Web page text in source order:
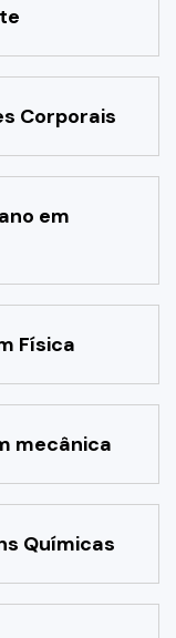
Corporais
em
Física
mecânica
Químicas